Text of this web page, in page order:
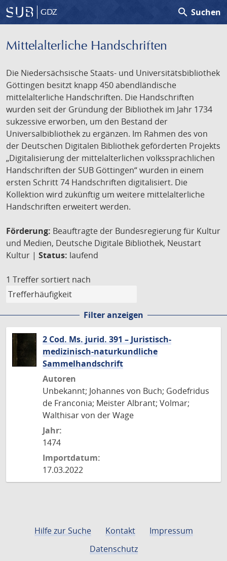
GDZ search Suchen
Mittelalterliche Handschriften
Die Niedersächsische Staats- und Universitätsbibliothek
Göttingen besitzt knapp 450 abendländische
mittelalterliche Handschriften. Die Handschriften
wurden seit der Gründung der Bibliothek im Jahr 1734
sukzessive erworben, um den Bestand der
Universalbibliothek zu ergänzen. Im Rahmen des von
der Deutschen Digitalen Bibliothek geförderten Projekts
„Digitalisierung der mittelalterlichen volkssprachlichen
Handschriften der SUB Göttingen“ wurden in einem
ersten Schritt 74 Handschriften digitalisiert. Die
Kollektion wird zukünftig um weitere mittelalterliche
Handschriften erweitert werden.
Förderung: Beauftragte der Bundesregierung für Kultur
und Medien, Deutsche Digitale Bibliothek, Neustart
Kultur | Status: laufend
1 Treffer sortiert nach
Filter anzeigen
2 Cod. Ms. jurid. 391 – Juristisch-
medizinisch-naturkundliche
Sammelhandschrift
Autoren
Unbekannt; Johannes von Buch; Godefridus
de Franconia; Meister Albrant; Volmar;
Walthisar von der Wage
Jahr:
1474
Importdatum:
17.03.2022
Hilfe zur Suche Kontakt
Impressum
Datenschutz